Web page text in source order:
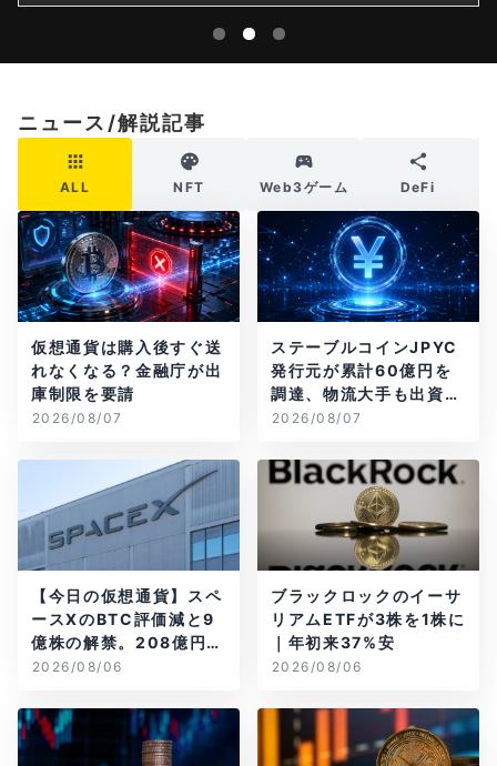
ニュース/解説記事
ALL NFT Web3ゲーム DeFi
仮想通貨は購入後すぐ送
れなくなる？金融庁が出
庫制限を要請
2026/08/07
ステーブルコインJPYC
発行元が累計60億円を
調達、物流大手も出資参
画
2026/08/07
【今日の仮想通貨】スペ
ースXのBTC評価減と9
億株の解禁。208億円相
当のBTCが盗難
2026/08/06
ブラックロックのイーサ
リアムETFが3株を1株に
｜年初来37%安
2026/08/06